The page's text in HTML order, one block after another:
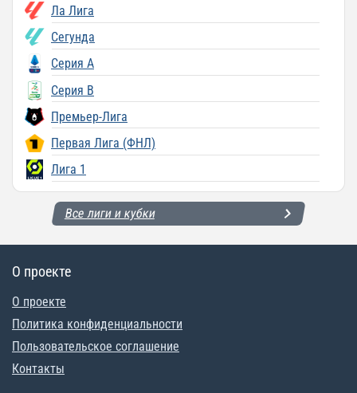
Ла Лига
Сегунда
Серия A
Серия B
Премьер-Лига
Первая Лига (ФНЛ)
Лига 1
Все лиги и кубки
О проекте
О проекте
Политика конфиденциальности
Пользовательское соглашение
Контакты